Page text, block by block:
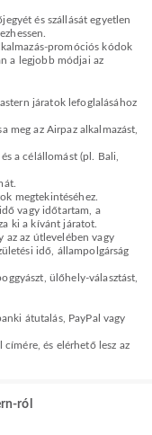
és szállását egyetlen
promóciós kódok
a legjobb módjai az
járatok lefoglalásához
meg az Airpaz alkalmazást,
a célállomást (pl. Bali,
megtekintéséhez.
vagy időtartam, a
ki a kívánt járatot.
az az útlevelében vagy
idő, állampolgárság
ülőhely-választást,
átutalás, PayPal vagy
és elérhető lesz az
ról